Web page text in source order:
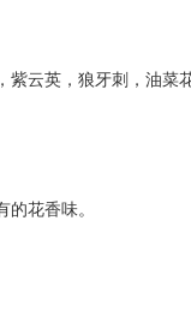
云英，狼牙刺，油菜
的花香味。